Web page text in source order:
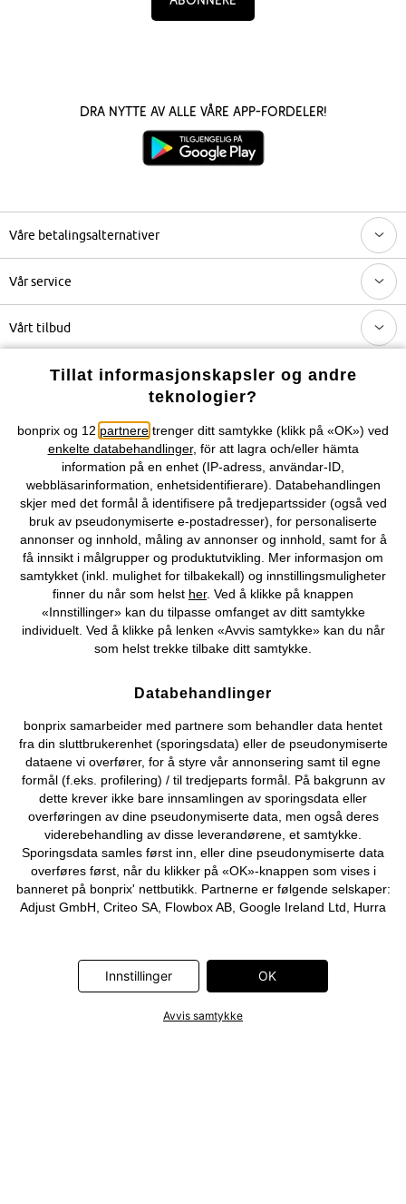
Dra nytte av alle våre app-fordeler!
Våre betalingsalternativer
Vår service
Vårt tilbud
Selskapet
Topkategorier / Sesongvarer
Du kan også finne oss på
Personopplysninger Cookie-innstillinger
Om Oss Angre kjøp
©2026 bonprix.
Tillat informasjonskapsler og andre
teknologier?
bonprix og 12 partnere trenger ditt samtykke (klikk på «OK») ved
enkelte databehandlinger, för att lagra och/eller hämta
information på en enhet (IP-adress, användar-ID,
webbläsarinformation, enhetsidentifierare). Databehandlingen
skjer med det formål å identifisere på tredjepartssider (også ved
bruk av pseudonymiserte e-postadresser), for personaliserte
annonser og innhold, måling av annonser og innhold, samt for å
få innsikt i målgrupper og produktutvikling. Mer informasjon om
samtykket (inkl. mulighet for tilbakekall) og innstillingsmuligheter
finner du når som helst her. Ved å klikke på knappen
«Innstillinger» kan du tilpasse omfanget av ditt samtykke
individuelt. Ved å klikke på lenken «Avvis samtykke» kan du når
som helst trekke tilbake ditt samtykke.
Databehandlinger
bonprix samarbeider med partnere som behandler data hentet
fra din sluttbrukerenhet (sporingsdata) eller de pseudonymiserte
dataene vi overfører, for å styre vår annonsering samt til egne
formål (f.eks. profilering) / til tredjeparts formål. På bakgrunn av
dette krever ikke bare innsamlingen av sporingsdata eller
overføringen av dine pseudonymiserte data, men også deres
viderebehandling av disse leverandørene, et samtykke.
Sporingsdata samles først inn, eller dine pseudonymiserte data
overføres først, når du klikker på «OK»-knappen som vises i
banneret på bonprix' nettbutikk. Partnerne er følgende selskaper:
Adjust GmbH, Criteo SA, Flowbox AB, Google Ireland Ltd, Hurra
Ltd, RTB-House GmbH, Snap Group Ltd, TikTok Information
Technologies UK Ltd. Ytterligere informasjon om
. Informasjonen er også tilgjengelig via en
Innstillinger OK
Avvis samtykke